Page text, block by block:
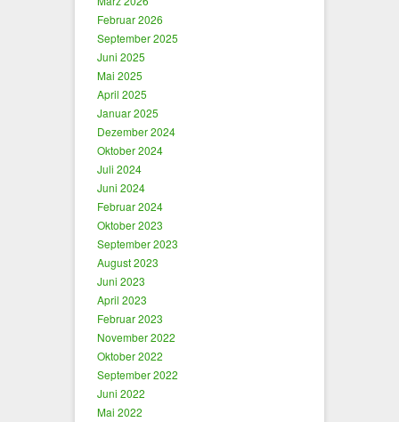
Februar 2026
September 2025
Juni 2025
Mai 2025
April 2025
Januar 2025
Dezember 2024
Oktober 2024
Juli 2024
Juni 2024
Februar 2024
Oktober 2023
September 2023
August 2023
Juni 2023
April 2023
Februar 2023
November 2022
Oktober 2022
September 2022
Juni 2022
Mai 2022